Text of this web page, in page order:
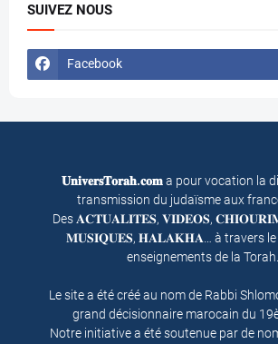
SUIVEZ NOUS
Facebook
𝐔𝐧𝐢𝐯𝐞𝐫𝐬𝐓𝐨𝐫𝐚𝐡.𝐜𝐨𝐦a pour vocation la
transmission du judaïsme aux
Des 𝐀𝐂𝐓𝐔𝐀𝐋𝐈𝐓𝐄𝐒, 𝐕𝐈𝐃𝐄𝐎𝐒,
𝐌𝐔𝐒𝐈𝐐𝐔𝐄𝐒, 𝐇𝐀𝐋𝐀𝐊𝐇𝐀… à travers le
enseignements de la Torah.
Le site a été créé au nom de Rabbi
grand décisionnaire marocain du
Notre initiative a été soutenue par de